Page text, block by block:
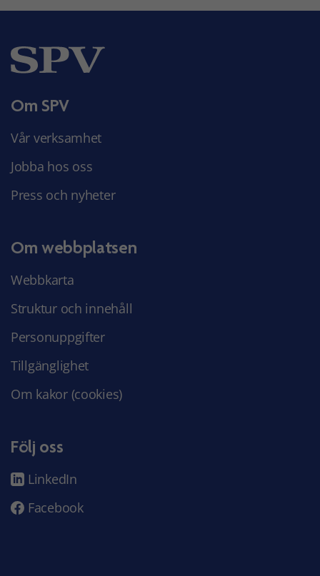
Om SPV
Vår verksamhet
Jobba hos oss
Press och nyheter
Om webbplatsen
Webbkarta
Struktur och innehåll
Personuppgifter
Tillgänglighet
Om kakor (cookies)
Följ oss
LinkedIn
Facebook